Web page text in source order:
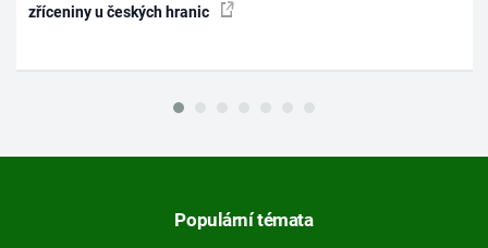
zříceniny u českých hranic
Populární témata